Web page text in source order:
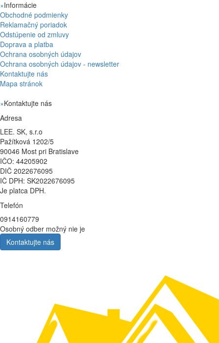
×Informácie
Obchodné podmienky
Reklamačný poriadok
Odstúpenie od zmluvy
Doprava a platba
Ochrana osobných údajov
Ochrana osobných údajov - newsletter
Kontaktujte nás
Mapa stránok
×Kontaktujte nás
Adresa
LEE. SK, s.r.o
Pažítková 1202/5
90046 Most pri Bratislave
IČO: 44205902
DIČ 2022676095
IČ DPH: SK2022676095
Je platca DPH.
Telefón
0914160779
Osobný odber možný nie je
Kontaktujte nás